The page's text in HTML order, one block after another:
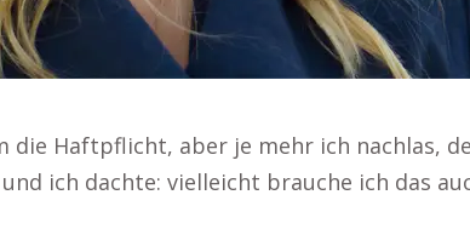
die Haftpflicht, aber je mehr ich nachlas,
ich dachte: vielleicht brauche ich das